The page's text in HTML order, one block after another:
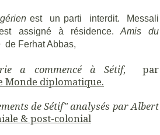
est un parti interdit. Messali
assigné à résidence. Amis du
de Ferhat Abbas,
a commencé à Sétif, par
Monde diplomatique.
de Sétif" analysés par Albert
& post-colonial